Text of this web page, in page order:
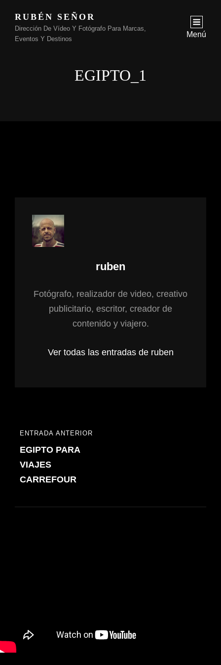
RUBÉN SEÑOR
Dirección De Vídeo Y Fotógrafo Para Marcas,
Eventos Y Destinos
Menú
EGIPTO_1
Autor:
ruben
Fotógrafo, realizador de video, creativo
publicitario, escritor, creador de
contenido y viajero.
Ver todas las entradas de ruben
Navegación
de
entradas
ENTRADA
ANTERIOR
ENTRADA ANTERIOR
EGIPTO PARA
VIAJES
CARREFOUR